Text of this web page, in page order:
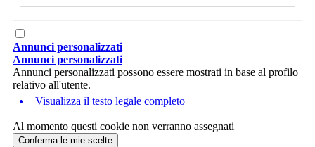
Annunci personalizzati
Annunci personalizzati
Annunci personalizzati possono essere mostrati in base al profilo
relativo all'utente.
Visualizza il testo legale completo
Al momento questi cookie non verranno assegnati
Conferma le mie scelte